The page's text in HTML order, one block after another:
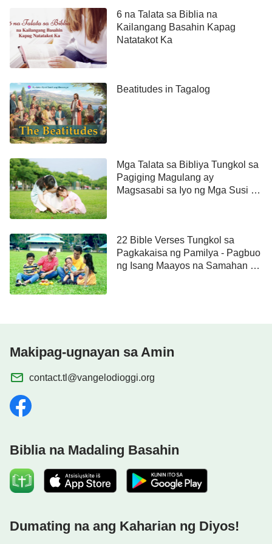
6 na Talata sa Biblia na
Kailangang Basahin Kapag
Natatakot Ka
Beatitudes in Tagalog
Mga Talata sa Bibliya Tungkol sa
Pagiging Magulang ay
Magsasabi sa Iyo ng Mga Susi sa
22 Bible Verses Tungkol sa
Pagkakaisa ng Pamilya - Pagbuo
ng Isang Maayos na Samahan at
Makipag-ugnayan sa Amin
contact.tl@vangelodioggi.org
Biblia na Madaling Basahin
Dumating na ang Kaharian ng Diyos!